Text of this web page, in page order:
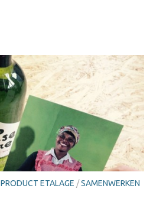
PRODUCT ETALAGE /SAMENWERKEN